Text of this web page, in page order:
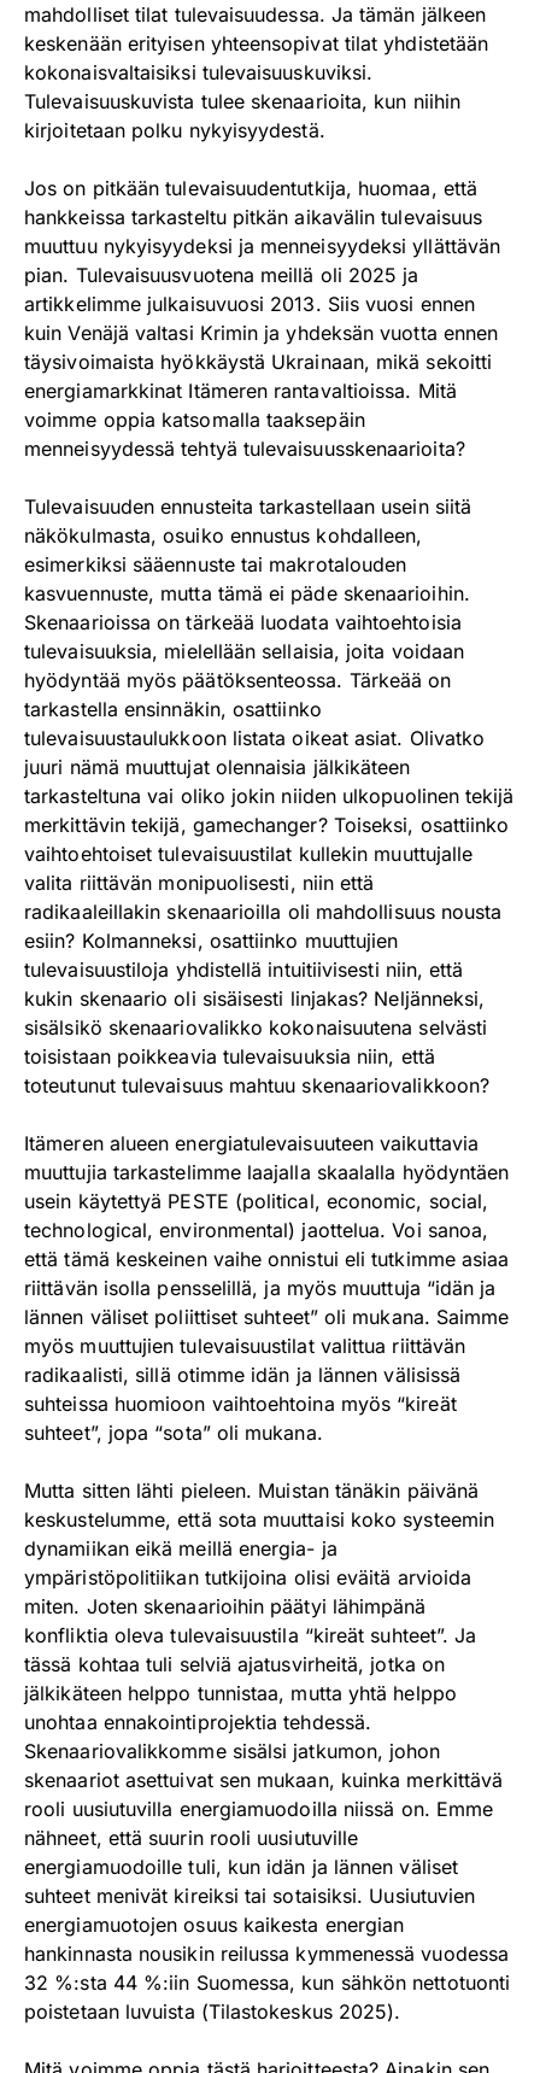
mahdolliset tilat tulevaisuudessa. Ja tämän jälkeen
keskenään erityisen yhteensopivat tilat yhdistetään
kokonaisvaltaisiksi tulevaisuuskuviksi.
Tulevaisuuskuvista tulee skenaarioita, kun niihin
kirjoitetaan polku nykyisyydestä.
Jos on pitkään tulevaisuudentutkija, huomaa, että
hankkeissa tarkasteltu pitkän aikavälin tulevaisuus
muuttuu nykyisyydeksi ja menneisyydeksi yllättävän
pian. Tulevaisuusvuotena meillä oli 2025 ja
artikkelimme julkaisuvuosi 2013. Siis vuosi ennen
kuin Venäjä valtasi Krimin ja yhdeksän vuotta ennen
täysivoimaista hyökkäystä Ukrainaan, mikä sekoitti
energiamarkkinat Itämeren rantavaltioissa. Mitä
voimme oppia katsomalla taaksepäin
menneisyydessä tehtyä tulevaisuusskenaarioita?
Tulevaisuuden ennusteita tarkastellaan usein siitä
näkökulmasta, osuiko ennustus kohdalleen,
esimerkiksi sääennuste tai makrotalouden
kasvuennuste, mutta tämä ei päde skenaarioihin.
Skenaarioissa on tärkeää luodata vaihtoehtoisia
tulevaisuuksia, mielellään sellaisia, joita voidaan
hyödyntää myös päätöksenteossa. Tärkeää on
tarkastella ensinnäkin, osattiinko
tulevaisuustaulukkoon listata oikeat asiat. Olivatko
juuri nämä muuttujat olennaisia jälkikäteen
tarkasteltuna vai oliko jokin niiden ulkopuolinen tekijä
merkittävin tekijä, gamechanger? Toiseksi, osattiinko
vaihtoehtoiset tulevaisuustilat kullekin muuttujalle
valita riittävän monipuolisesti, niin että
radikaaleillakin skenaarioilla oli mahdollisuus nousta
esiin? Kolmanneksi, osattiinko muuttujien
tulevaisuustiloja yhdistellä intuitiivisesti niin, että
kukin skenaario oli sisäisesti linjakas? Neljänneksi,
sisälsikö skenaariovalikko kokonaisuutena selvästi
toisistaan poikkeavia tulevaisuuksia niin, että
toteutunut tulevaisuus mahtuu skenaariovalikkoon?
Itämeren alueen energiatulevaisuuteen vaikuttavia
muuttujia tarkastelimme laajalla skaalalla hyödyntäen
usein käytettyä PESTE (political, economic, social,
technological, environmental) jaottelua. Voi sanoa,
että tämä keskeinen vaihe onnistui eli tutkimme asiaa
riittävän isolla pensselillä, ja myös muuttuja “idän ja
lännen väliset poliittiset suhteet” oli mukana. Saimme
myös muuttujien tulevaisuustilat valittua riittävän
radikaalisti, sillä otimme idän ja lännen välisissä
suhteissa huomioon vaihtoehtoina myös “kireät
suhteet”, jopa “sota” oli mukana.
Mutta sitten lähti pieleen. Muistan tänäkin päivänä
keskustelumme, että sota muuttaisi koko systeemin
dynamiikan eikä meillä energia- ja
ympäristöpolitiikan tutkijoina olisi eväitä arvioida
miten. Joten skenaarioihin päätyi lähimpänä
konfliktia oleva tulevaisuustila “kireät suhteet”. Ja
tässä kohtaa tuli selviä ajatusvirheitä, jotka on
jälkikäteen helppo tunnistaa, mutta yhtä helppo
unohtaa ennakointiprojektia tehdessä.
Skenaariovalikkomme sisälsi jatkumon, johon
skenaariot asettuivat sen mukaan, kuinka merkittävä
rooli uusiutuvilla energiamuodoilla niissä on. Emme
nähneet, että suurin rooli uusiutuville
energiamuodoille tuli, kun idän ja lännen väliset
suhteet menivät kireiksi tai sotaisiksi. Uusiutuvien
energiamuotojen osuus kaikesta energian
hankinnasta nousikin reilussa kymmenessä vuodessa
32 %:sta 44 %:iin Suomessa, kun sähkön nettotuonti
poistetaan luvuista (Tilastokeskus 2025).